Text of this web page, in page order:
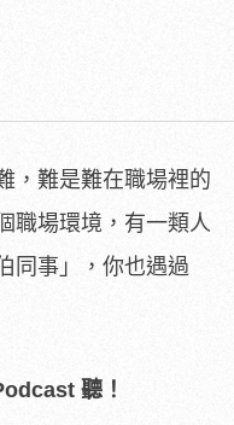
，難是難在職場裡的
職場環境，有一類人
同事」，你也遇過
聽！